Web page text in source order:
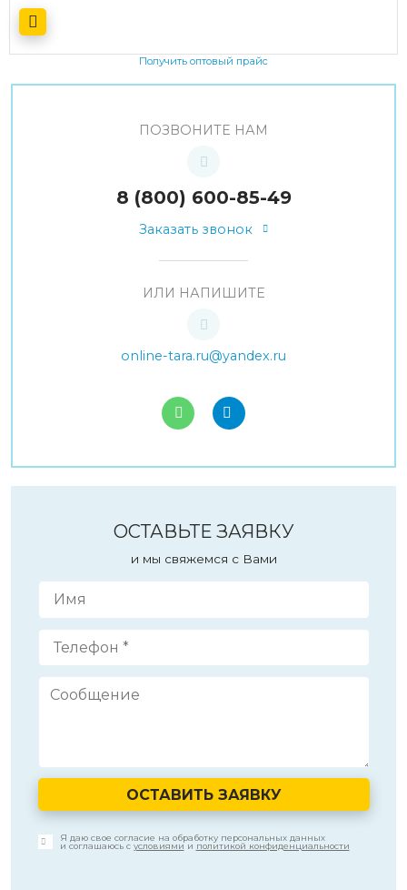
Получить оптовый прайс
ПОЗВОНИТЕ НАМ
8 (800) 600-85-49
Заказать звонок
ИЛИ НАПИШИТЕ
online-tara.ru@yandex.ru
ОСТАВЬТЕ ЗАЯВКУ
и мы свяжемся с Вами
ОСТАВИТЬ ЗАЯВКУ
Я даю свое согласие на обработку персональных данных
и соглашаюсь с условиямии политикой конфиденциальности